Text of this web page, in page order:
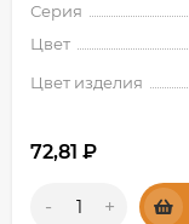
Серия
Цвет
Цвет изделия
72,81 ₽
- +